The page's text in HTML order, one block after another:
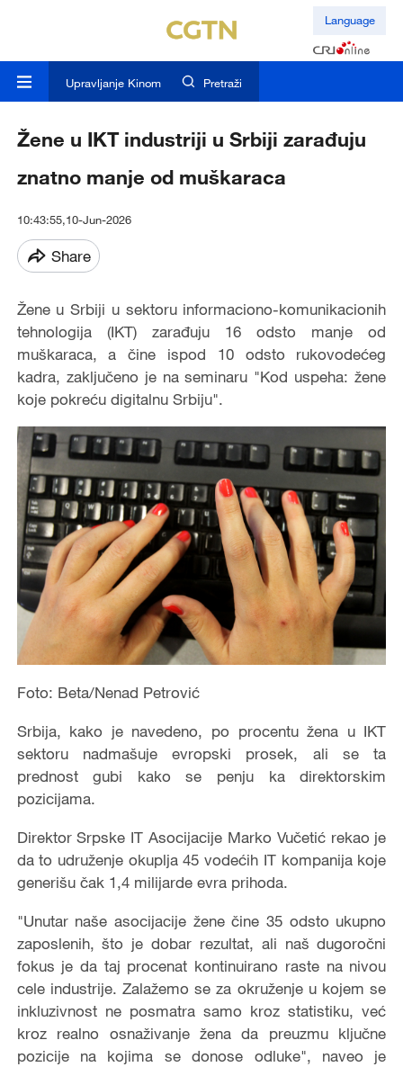
Language
Upravljanje Kinom Pretraži
Žene u IKT industriji u Srbiji zarađuju
znatno manje od muškaraca
10:43:55,10-Jun-2026
Share
Žene u Srbiji u sektoru informaciono-komunikacionih
tehnologija (IKT) zarađuju 16 odsto manje od
muškaraca, a čine ispod 10 odsto rukovodećeg
kadra, zaključeno je na seminaru "Kod uspeha: žene
koje pokreću digitalnu Srbiju".
Foto: Beta/Nenad Petrović
Srbija, kako je navedeno, po procentu žena u IKT
sektoru nadmašuje evropski prosek, ali se ta
prednost gubi kako se penju ka direktorskim
pozicijama.
Direktor Srpske IT Asocijacije Marko Vučetić rekao je
da to udruženje okuplja 45 vodećih IT kompanija koje
generišu čak 1,4 milijarde evra prihoda.
"Unutar naše asocijacije žene čine 35 odsto ukupno
zaposlenih, što je dobar rezultat, ali naš dugoročni
fokus je da taj procenat kontinuirano raste na nivou
cele industrije. Zalažemo se za okruženje u kojem se
inkluzivnost ne posmatra samo kroz statistiku, već
kroz realno osnaživanje žena da preuzmu ključne
pozicije na kojima se donose odluke", naveo je